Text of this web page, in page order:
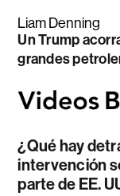
Liam Denning
Un Trump
grandes
¿Qué hay
intervención
parte de EE.